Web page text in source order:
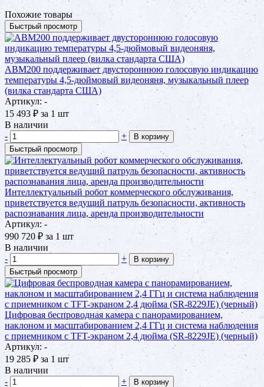
Похожие товары
Быстрый просмотр
ABM200 поддерживает двустороннюю голосовую индикацию
температуры 4,5-дюймовый видеоняня, музыкальный плеер
(вилка стандарта США)
Артикул: -
15 493 ₽ за 1 шт
В наличии
-
+
В корзину
Быстрый просмотр
Интеллектуальный робот коммерческого обслуживания,
приветствуется ведущий патруль безопасности, активность
распознавания лица, аренда производительности
Артикул: -
990 720₽ за 1 шт
В наличии
-
+
В корзину
Быстрый просмотр
Цифровая беспроводная камера с панорамированием,
наклоном и масштабированием 2,4 ГГц и система наблюдения
с приемником с TFT-экраном 2,4 дюйма (SR-8229JE) (черный)
Артикул: -
19 285 ₽ за 1 шт
В наличии
-
+
В корзину